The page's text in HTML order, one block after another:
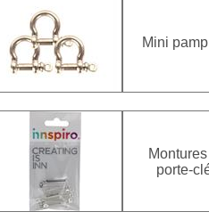
Mini
porte-